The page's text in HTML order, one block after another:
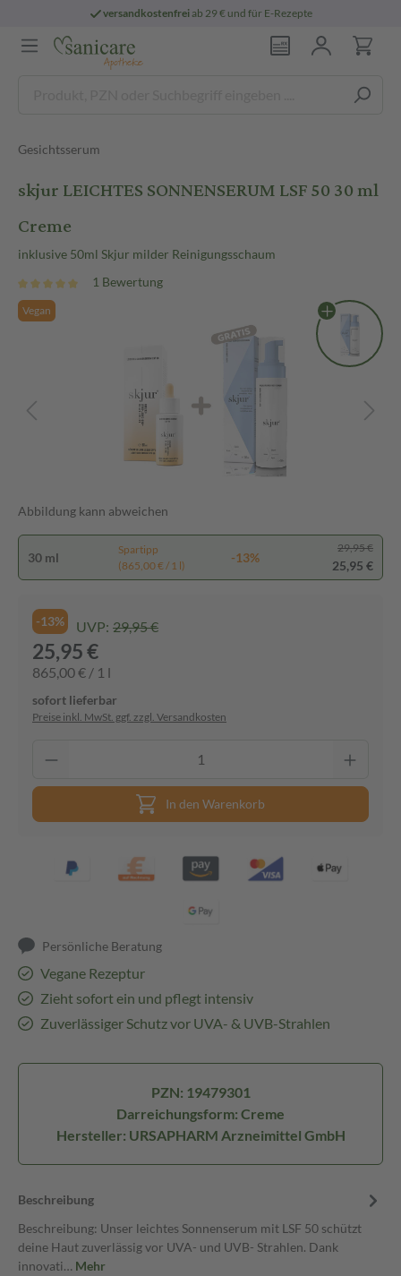
versandkostenfreiab 29 € und für E-Rezepte
Gesichtsserum
skjur LEICHTES SONNENSERUM LSF 50 30 ml
Creme
inklusive 50ml Skjur milder Reinigungsschaum
1 Bewertung
Vegan
Abbildung kann abweichen
30 ml
Spartipp
(865,00 € / 1 l)
-13%
29,95 €
25,95 €
-13% UVP: 29,95 €
25,95 €
865,00 € / 1 l
sofort lieferbar
Preise inkl. MwSt. ggf. zzgl. Versandkosten
In den Warenkorb
Persönliche Beratung
Vegane Rezeptur
Zieht sofort ein und pflegt intensiv
Zuverlässiger Schutz vor UVA- & UVB-Strahlen
PZN: 19479301
Darreichungsform: Creme
Hersteller: URSAPHARM Arzneimittel GmbH
Beschreibung
Beschreibung: Unser leichtes Sonnenserum mit LSF 50 schützt
deine Haut zuverlässig vor UVA- und UVB- Strahlen. Dank
innovati… Mehr